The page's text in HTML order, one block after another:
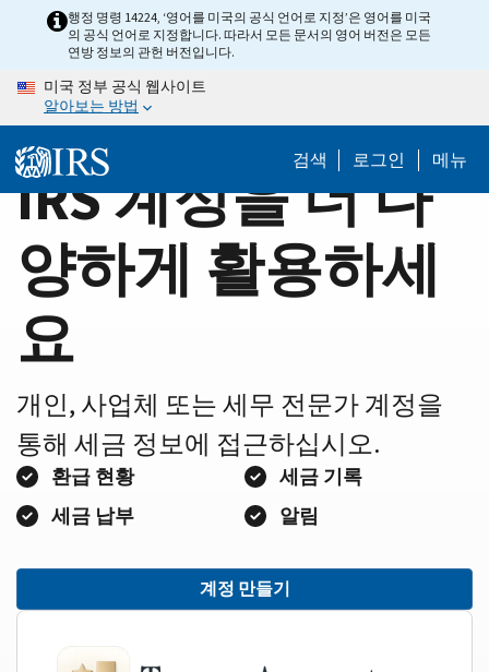
content
Home행정 명령 14224, ‘영어를 미국의 공식 언어로 지정’은 영어를 미국
의 공식 언어로 지정합니다. 따라서 모든 문서의 영어 버전은 모든
연방 정보의 관헌 버전입니다.
미국 정부 공식 웹사이트
알아보는 방법
검색 로그인 메뉴
IRS 계정을 더 다
양하게 활용하세
요
개인, 사업체 또는 세무 전문가 계정을
통해 세금 정보에 접근하십시오.
환급 현황
세금 기록
세금 납부
알림
계정 만들기